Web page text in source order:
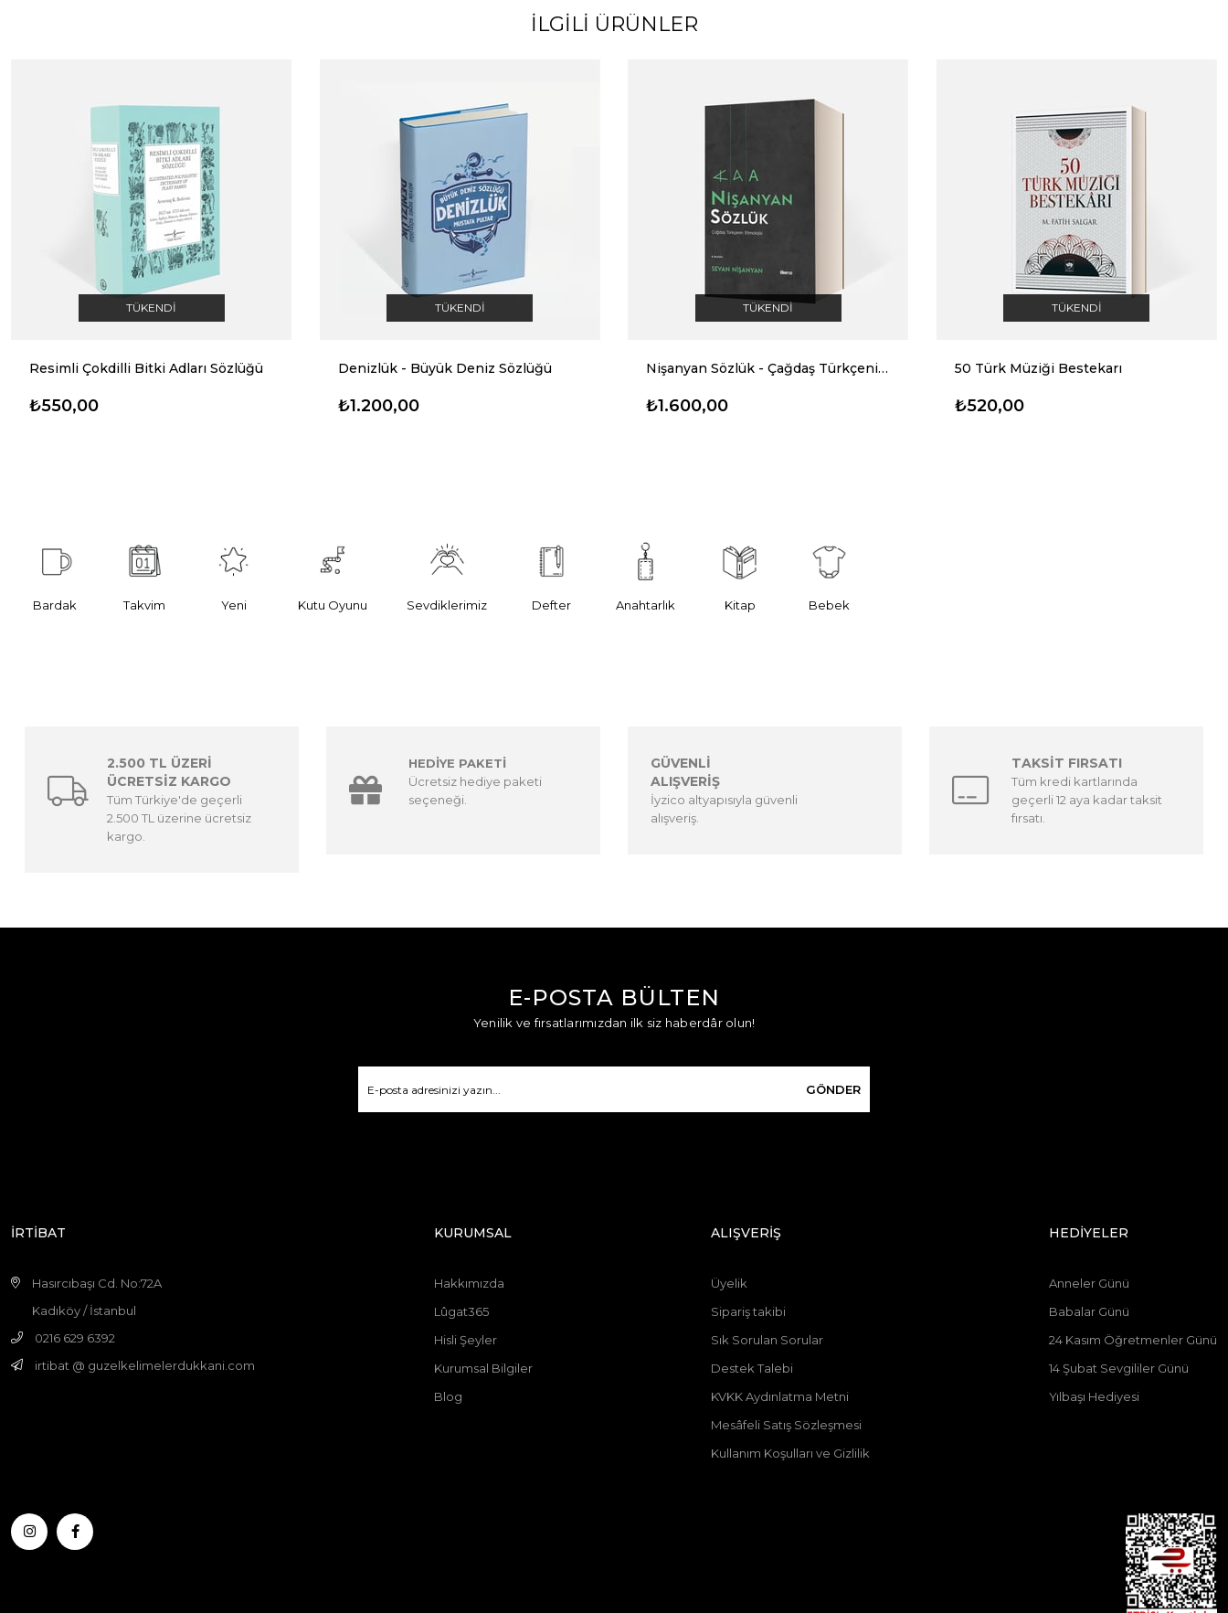
TÜKENDI
Resimli Çokdilli Bitki Adları Sözlüğü
₺550,00
TÜKENDI
Denizlük - Büyük Deniz Sözlüğü
₺1.200,00
TÜKENDI
Nişanyan Sözlük - Çağdaş Türkçenin Etimolojisi
₺1.600,00
TÜKENDI
50 Türk Müziği Bestekarı
₺520,00
Bardak Takvim Yeni Kutu Oyunu Sevdiklerimiz Defter Anahtarlık Kitap Bebek
2.500 TL ÜZERİ
ÜCRETSİZ KARGO
Tüm Türkiye'de geçerli
2.500 TL üzerine ücretsiz
kargo.
HEDİYE PAKETİ
Ücretsiz hediye paketi
seçeneği.
GÜVENLİ
ALIŞVERİŞ
İyzico altyapısıyla güvenli
alışveriş.
TAKSİT FIRSATI
Tüm kredi kartlarında
geçerli 12 aya kadar taksit
fırsatı.
E-POSTA BÜLTEN
Yenilik ve fırsatlarımızdan ilk siz haberdâr olun!
GÖNDER
İRTİBAT
Hasırcıbaşı Cd. No:72A
Kadıköy / İstanbul
0216 629 6392
irtibat @ guzelkelimelerdukkani.com
KURUMSAL
Hakkımızda
Lûgat365
Hisli Şeyler
Kurumsal Bilgiler
Blog
ALIŞVERİŞ
Üyelik
Sipariş takibi
Sık Sorulan Sorular
Destek Talebi
KVKK Aydınlatma Metni
Mesâfeli Satış Sözleşmesi
Kullanım Koşulları ve Gizlilik
HEDİYELER
Anneler Günü
Babalar Günü
24 Kasım Öğretmenler Günü
14 Şubat Sevgililer Günü
Yılbaşı Hediyesi